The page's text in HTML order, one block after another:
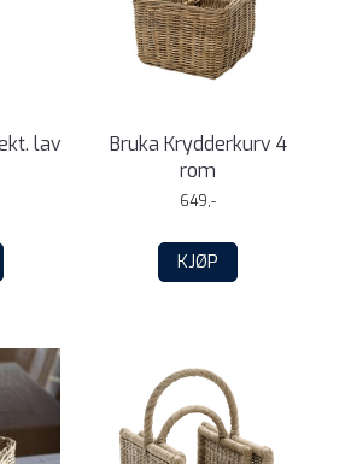
lav
Bruka Krydderkurv 4
rom
649,-
KJØP